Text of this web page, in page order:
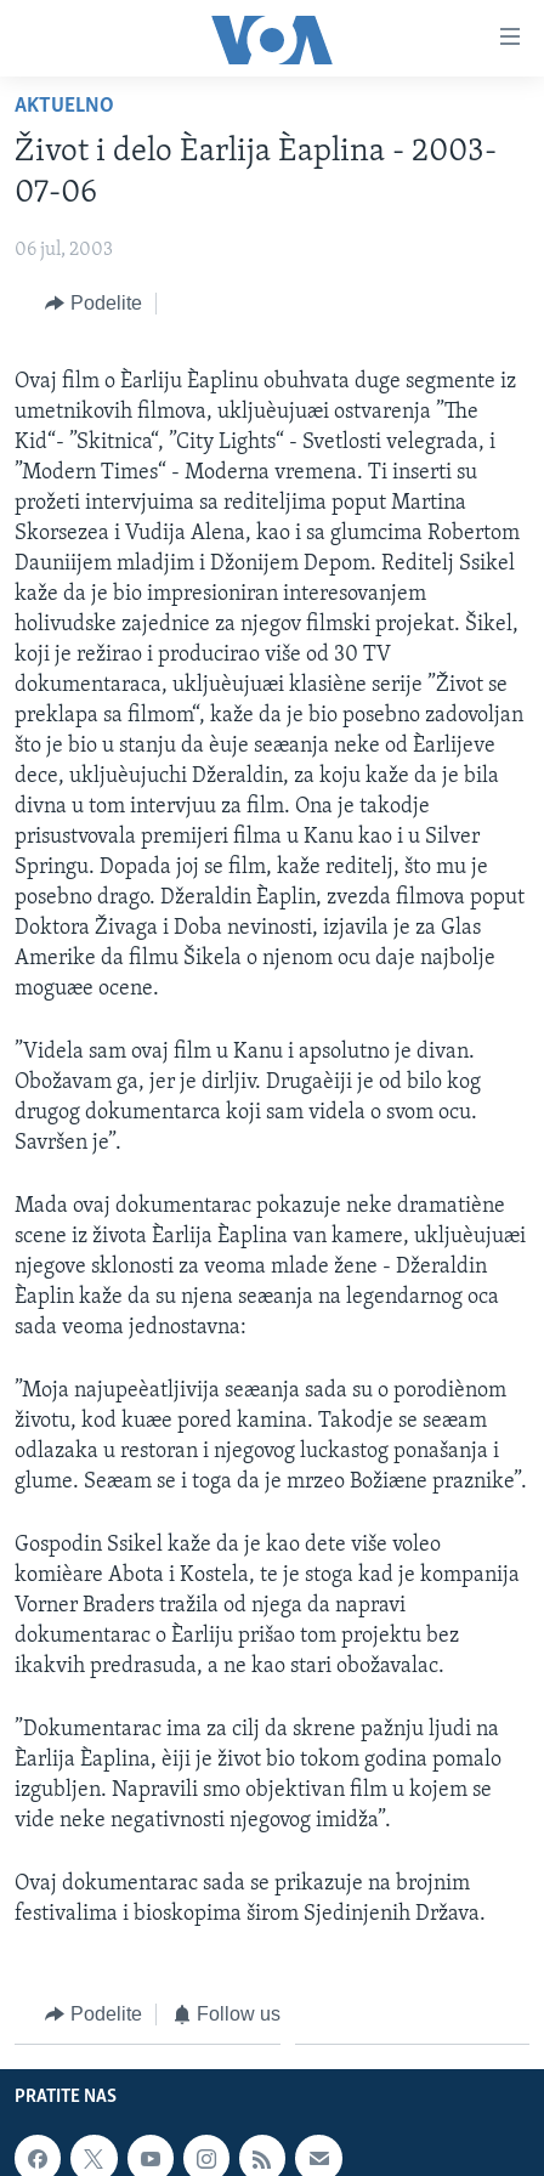
glavni
sadržaj
Idi
na
glavnu
navigaciju
NASLOVNA
BALKAN
GLOBALNE TEME
NAUKA I TEHNOLOGIJA
MEDICINA
KULTURA
DRUŠTVO
SPORT
INTERVJU
OTVORENI STUDIO
IZ AMERIKE
Jezici
AKTUELNO
Život i delo Èarlija Èaplina - 2003-
07-06
06 jul, 2003
Podelite
Ovaj film o Èarliju Èaplinu obuhvata duge segmente iz
umetnikovih filmova, ukljuèujuæi ostvarenja ”The
Kid“- ”Skitnica“, ”City Lights“ - Svetlosti velegrada, i
”Modern Times“ - Moderna vremena. Ti inserti su
prožeti intervjuima sa rediteljima poput Martina
Skorsezea i Vudija Alena, kao i sa glumcima Robertom
Dauniijem mladjim i Džonijem Depom. Reditelj Ssikel
kaže da je bio impresioniran interesovanjem
holivudske zajednice za njegov filmski projekat. Šikel,
koji je režirao i producirao više od 30 TV
dokumentaraca, ukljuèujuæi klasiène serije ”Život se
preklapa sa filmom“, kaže da je bio posebno zadovoljan
što je bio u stanju da èuje seæanja neke od Èarlijeve
dece, ukljuèujuchi Džeraldin, za koju kaže da je bila
divna u tom intervjuu za film. Ona je takodje
prisustvovala premijeri filma u Kanu kao i u Silver
Springu. Dopada joj se film, kaže reditelj, što mu je
posebno drago. Džeraldin Èaplin, zvezda filmova poput
Doktora Živaga i Doba nevinosti, izjavila je za Glas
Amerike da filmu Šikela o njenom ocu daje najbolje
moguæe ocene.
”Videla sam ovaj film u Kanu i apsolutno je divan.
Obožavam ga, jer je dirljiv. Drugaèiji je od bilo kog
drugog dokumentarca koji sam videla o svom ocu.
Savršen je”.
Mada ovaj dokumentarac pokazuje neke dramatiène
scene iz života Èarlija Èaplina van kamere, ukljuèujuæi
njegove sklonosti za veoma mlade žene - Džeraldin
Èaplin kaže da su njena seæanja na legendarnog oca
sada veoma jednostavna:
”Moja najupeèatljivija seæanja sada su o porodiènom
životu, kod kuæe pored kamina. Takodje se seæam
odlazaka u restoran i njegovog luckastog ponašanja i
glume. Seæam se i toga da je mrzeo Božiæne praznike”.
Gospodin Ssikel kaže da je kao dete više voleo
komièare Abota i Kostela, te je stoga kad je kompanija
Vorner Braders tražila od njega da napravi
dokumentarac o Èarliju prišao tom projektu bez
ikakvih predrasuda, a ne kao stari obožavalac.
”Dokumentarac ima za cilj da skrene pažnju ljudi na
Èarlija Èaplina, èiji je život bio tokom godina pomalo
izgubljen. Napravili smo objektivan film u kojem se
vide neke negativnosti njegovog imidža”.
Ovaj dokumentarac sada se prikazuje na brojnim
festivalima i bioskopima širom Sjedinjenih Država.
Podelite Follow us
PRATITE NAS